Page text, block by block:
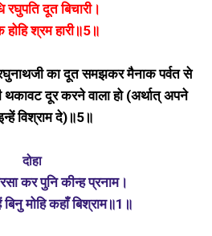
रघुपति दूत बिचारी।
श्रम हारी॥5॥
रघुनाथजी का दूत समझकर मैनाक पर्वत से
दूर करने वाला हो (अर्थात्‌ अपने
विश्राम दे)॥5॥
दोहा
कर पुनि कीन्ह प्रनाम।
मोहि कहाँ बिश्राम॥1॥